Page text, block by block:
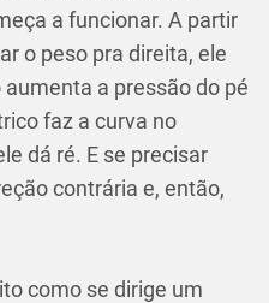
a funcionar. A partir
o peso pra direita, ele
a pressão do pé
faz a curva no
dá ré. E se precisar
contrária e, então,
como se dirige um